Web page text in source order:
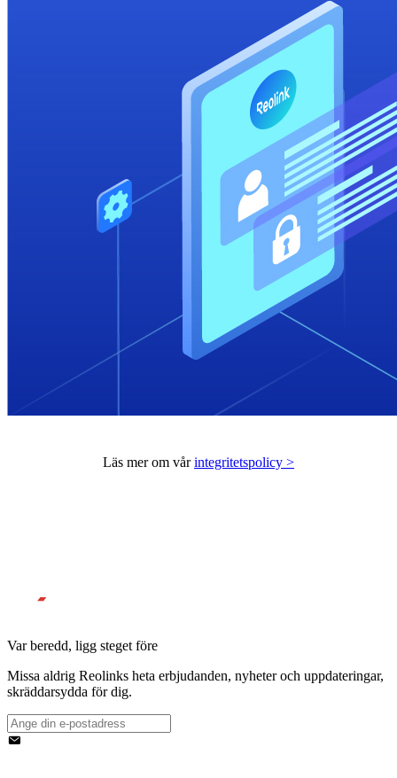
Läs mer om vårintegritetspolicy >
Var beredd, ligg steget före
Missa aldrig Reolinks heta erbjudanden, nyheter och uppdateringar,
skräddarsydda för dig.